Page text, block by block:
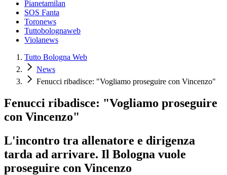
Pianetamilan
SOS Fanta
Toronews
Tuttobolognaweb
Violanews
Tutto Bologna Web
News
Fenucci ribadisce: "Vogliamo proseguire con Vincenzo"
Fenucci ribadisce: "Vogliamo proseguire
con Vincenzo"
L'incontro tra allenatore e dirigenza
tarda ad arrivare. Il Bologna vuole
proseguire con Vincenzo